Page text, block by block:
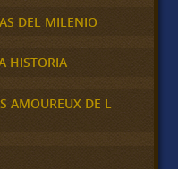
DEL MILENIO
HISTORIA
AMOUREUX DE L